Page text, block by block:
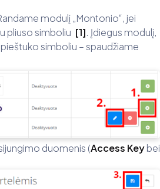
modulį „Montonio“, jei
pliuso simboliu [1]. Įdiegus modulį,
simboliu – spaudžiame
duomenis (Access Keybei